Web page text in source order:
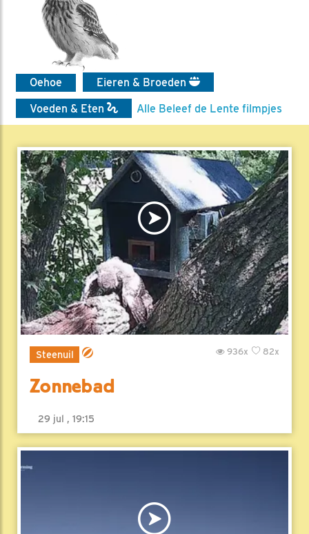
Oehoe
Eieren & Broeden
Voeden & Eten
Alle Beleef de Lente filmpjes
Steenuil 82x
936x
Zonnebad
29 jul , 19:15